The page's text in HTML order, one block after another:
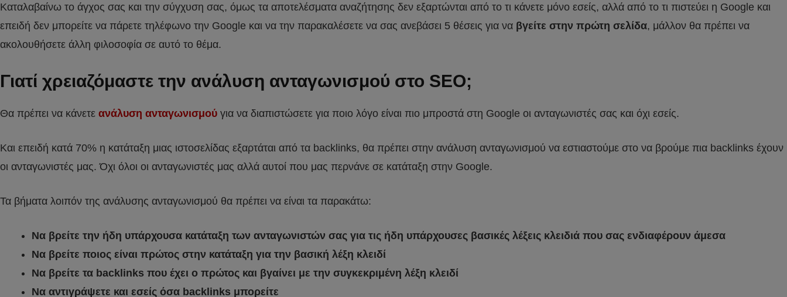
Καταλαβαίνω το άγχος σας και την σύγχυση σας, όμως τα αποτελέσματα αναζήτησης δεν εξαρτώνται από το τι κάνετε μόνο εσείς, αλλά από το τι πιστεύει η Google και
επειδή δεν μπορείτε να πάρετε τηλέφωνο την Google και να την παρακαλέσετε να σας ανεβάσει 5 θέσεις για να βγείτε στην πρώτη σελίδα, μάλλον θα πρέπει να
ακολουθήσετε άλλη φιλοσοφία σε αυτό το θέμα.
Γιατί χρειαζόμαστε την ανάλυση ανταγωνισμού στο SEO;
Θα πρέπει να κάνετε ανάλυση ανταγωνισμού για να διαπιστώσετε για ποιο λόγο είναι πιο μπροστά στη Google οι ανταγωνιστές σας και όχι εσείς.
Και επειδή κατά 70% η κατάταξη μιας ιστοσελίδας εξαρτάται από τα backlinks, θα πρέπει στην ανάλυση ανταγωνισμού να εστιαστούμε στο να βρούμε πια backlinks έχουν
οι ανταγωνιστές μας. Όχι όλοι οι ανταγωνιστές μας αλλά αυτοί που μας περνάνε σε κατάταξη στην Google.
Τα βήματα λοιπόν της ανάλυσης ανταγωνισμού θα πρέπει να είναι τα παρακάτω:
Να βρείτε την ήδη υπάρχουσα κατάταξη των ανταγωνιστών σας για τις ήδη υπάρχουσες βασικές λέξεις κλειδιά που σας ενδιαφέρουν άμεσα
Να βρείτε ποιος είναι πρώτος στην κατάταξη για την βασική λέξη κλειδί
Να βρείτε τα backlinks που έχει ο πρώτος και βγαίνει με την συγκεκριμένη λέξη κλειδί
Να αντιγράψετε και εσείς όσα backlinks μπορείτε